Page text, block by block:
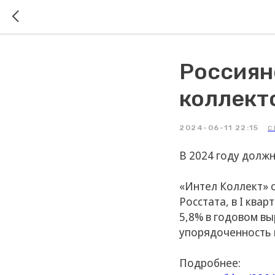
2024-06-11 22:15
В 2024 году
«Интел Коллект»
Росстата, в I
5,8% в годовом
упорядоченность
Подробнее: